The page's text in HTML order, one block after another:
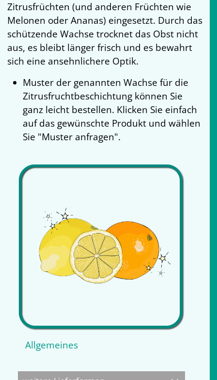
Zitrusfrüchten (und anderen Früchten wie
Melonen oder Ananas) eingesetzt. Durch das
schützende Wachse trocknet das Obst nicht
aus, es bleibt länger frisch und es bewahrt
sich eine ansehnlichere Optik.
Muster der genannten Wachse für die
Zitrusfruchtbeschichtung können Sie
ganz leicht bestellen. Klicken Sie einfach
auf das gewünschte Produkt und wählen
Sie "Muster anfragen".
Allgemeines